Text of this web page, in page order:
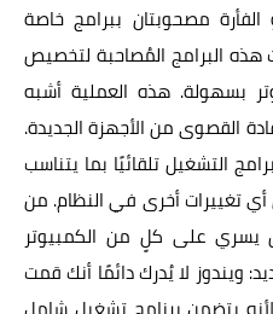
مصحوبتان ببرامج خاصة
البرامج المُصاحبة لتخصيص
بسهولة. هذه العملية أشبه
القصوى من الأجهزة الجديدة.
التشغيل تلقائيًا بما يتناسب
أي تغييرات أخرى في النظام. من
يسري على كلٍ من الكمبيوتر
ويندوز لا يُدرك دائمًا أنك قمت